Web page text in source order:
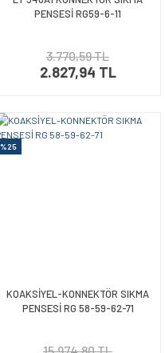
PENSESİ RG59-6-11
3.770,59 TL
2.827,94 TL
%25
KOAKSİYEL-KONNEKTÖR SIKMA
PENSESİ RG 58-59-62-71